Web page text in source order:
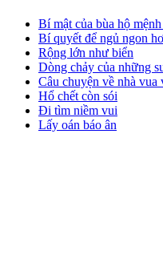
Bí mật của bùa hộ
Bí quyết để ngủ ngon
Rộng lớn như biển
Dòng chảy của những
Câu chuyện về nhà vua
Hổ chết còn sói
Đi tìm niềm vui
Lấy oán báo ân